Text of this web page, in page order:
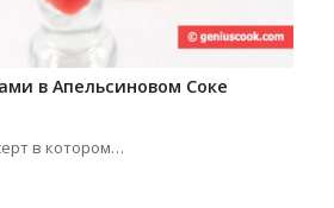
в Апельсиновом Соке
в котором…